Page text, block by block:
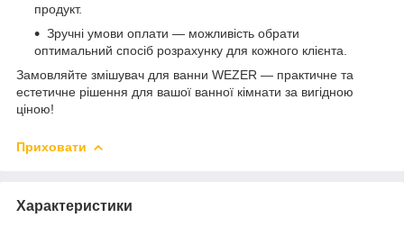
продукт.
Зручні умови оплати — можливість обрати
оптимальний спосіб розрахунку для кожного клієнта.
Замовляйте змішувач для ванни WEZER — практичне та
естетичне рішення для вашої ванної кімнати за вигідною
ціною!
Приховати
Характеристики